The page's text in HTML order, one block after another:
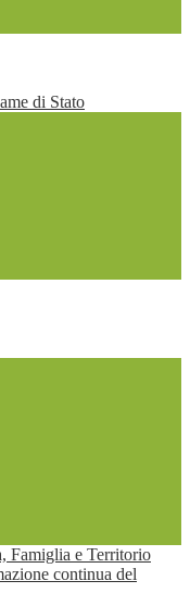
di Stato
Famiglia e Territorio
continua del